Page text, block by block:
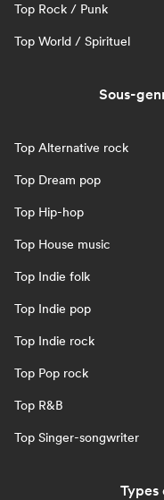
Top Rock / Punk
Top World / Spirituel
Sous-
Top Alternative rock
Top Dream pop
Top Hip-hop
Top House music
Top Indie folk
Top Indie pop
Top Indie rock
Top Pop rock
Top R&B
Top Singer-songwriter
Types